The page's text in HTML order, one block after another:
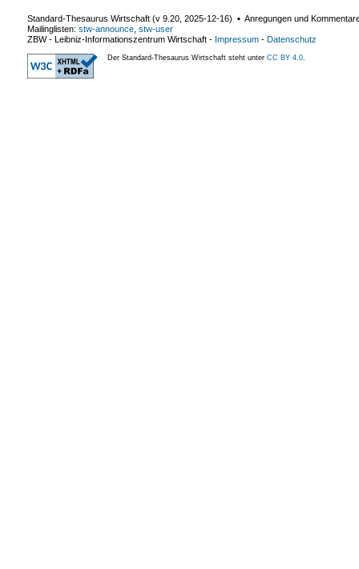
Standard-Thesaurus Wirtschaft (v 9.20 2025-12-16) ▪ Anregungen und
Mailinglisten: stw-announce stw-user
ZBW - Leibniz-Informationszentrum Wirtschaft - Impressum - Datenschutz
Der Standard-Thesaurus Wirtschaft steht unter CC BY 4.0